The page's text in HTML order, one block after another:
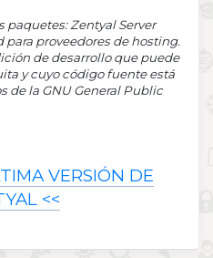
paquetes: Zentyal Server
para proveedores de hosting.
de desarrollo que puede
y cuyo código fuente está
de la GNU General Public
VERSIÓN DE
<<